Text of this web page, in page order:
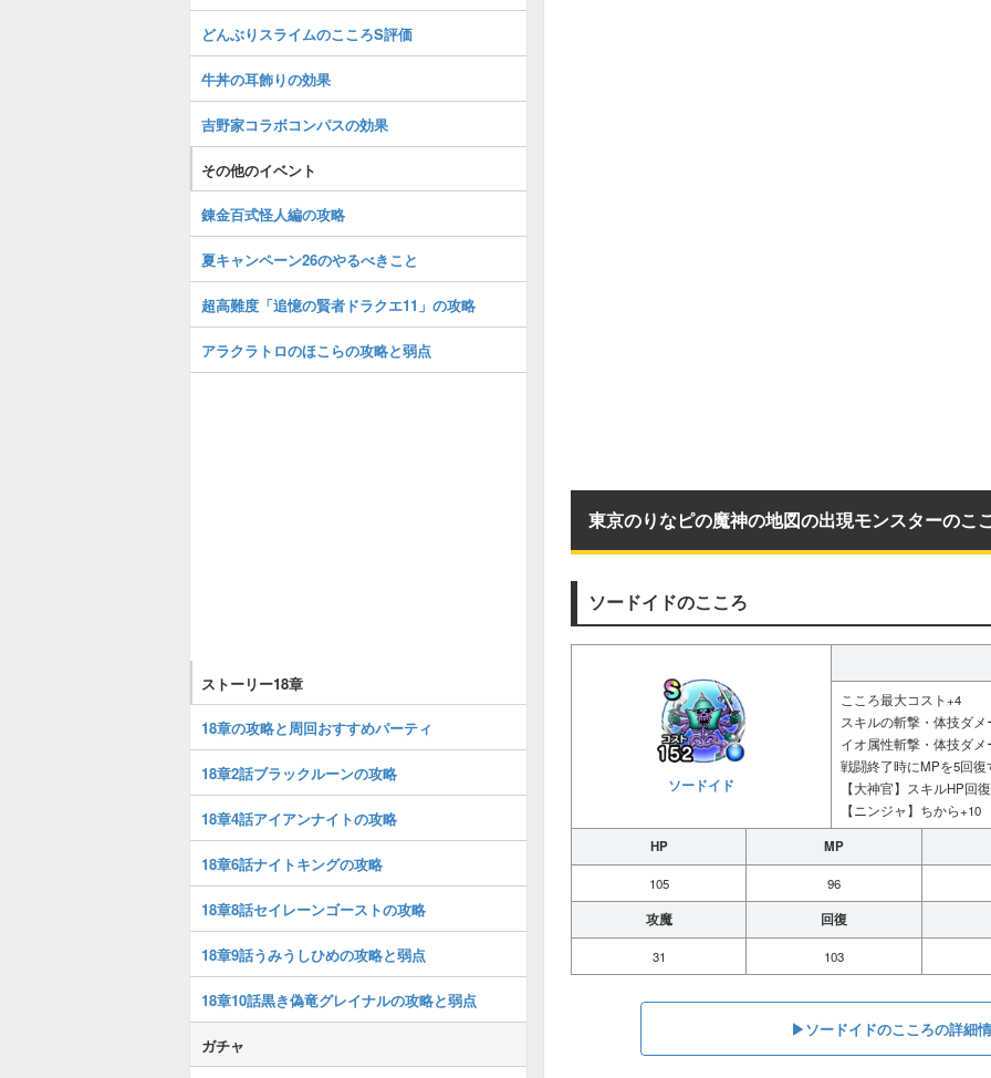
東京のりなピの魔神の地図の出現モンスターのこ
ソードイドのこころ
ソードイド
こころ最大コスト+4
スキルの斬撃・体技ダメ
イオ属性斬撃・体技ダメ
戦闘終了時にMPを5回復
【大神官】スキルHP回
【ニンジャ】ちから+10
HP MP
105 96
攻魔 回復
31 103
▶︎ソードイドのこころの詳細
どんぶりスライムのこころS評価
牛丼の耳飾りの効果
吉野家コラボコンパスの効果
その他のイベント
錬金百式怪人編の攻略
夏キャンペーン26のやるべきこと
超高難度「追憶の賢者ドラクエ11」の攻略
アラクラトロのほこらの攻略と弱点
ストーリー18章
18章の攻略と周回おすすめパーティ
18章2話ブラックルーンの攻略
18章4話アイアンナイトの攻略
18章6話ナイトキングの攻略
18章8話セイレーンゴーストの攻略
18章9話うみうしひめの攻略と弱点
18章10話黒き偽竜グレイナルの攻略と弱点
ガチャ